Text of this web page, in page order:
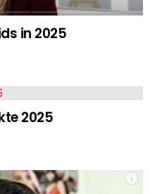
in 2025
2025